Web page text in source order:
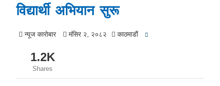
विद्यार्थी अभियान सुरू
न्यूज काराेबार मंसिर २, २०८२ काठमाडाैं
1.2K
Shares